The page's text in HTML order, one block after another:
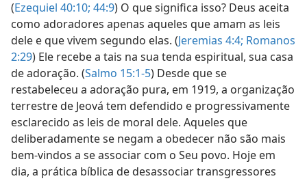
(Ezequiel 40:10; 44:9) O que significa isso? Deus aceita
como adoradores apenas aqueles que amam as leis
dele e que vivem segundo elas. (Jeremias 4:4; Romanos
2:29) Ele recebe a tais na sua tenda espiritual, sua casa
de adoração. (Salmo 15:1-5) Desde que se
restabeleceu a adoração pura, em 1919, a organização
terrestre de Jeová tem defendido e progressivamente
esclarecido as leis de moral dele. Aqueles que
deliberadamente se negam a obedecer não são mais
bem-vindos a se associar com o Seu povo. Hoje em
dia, a prática bíblica de desassociar transgressores